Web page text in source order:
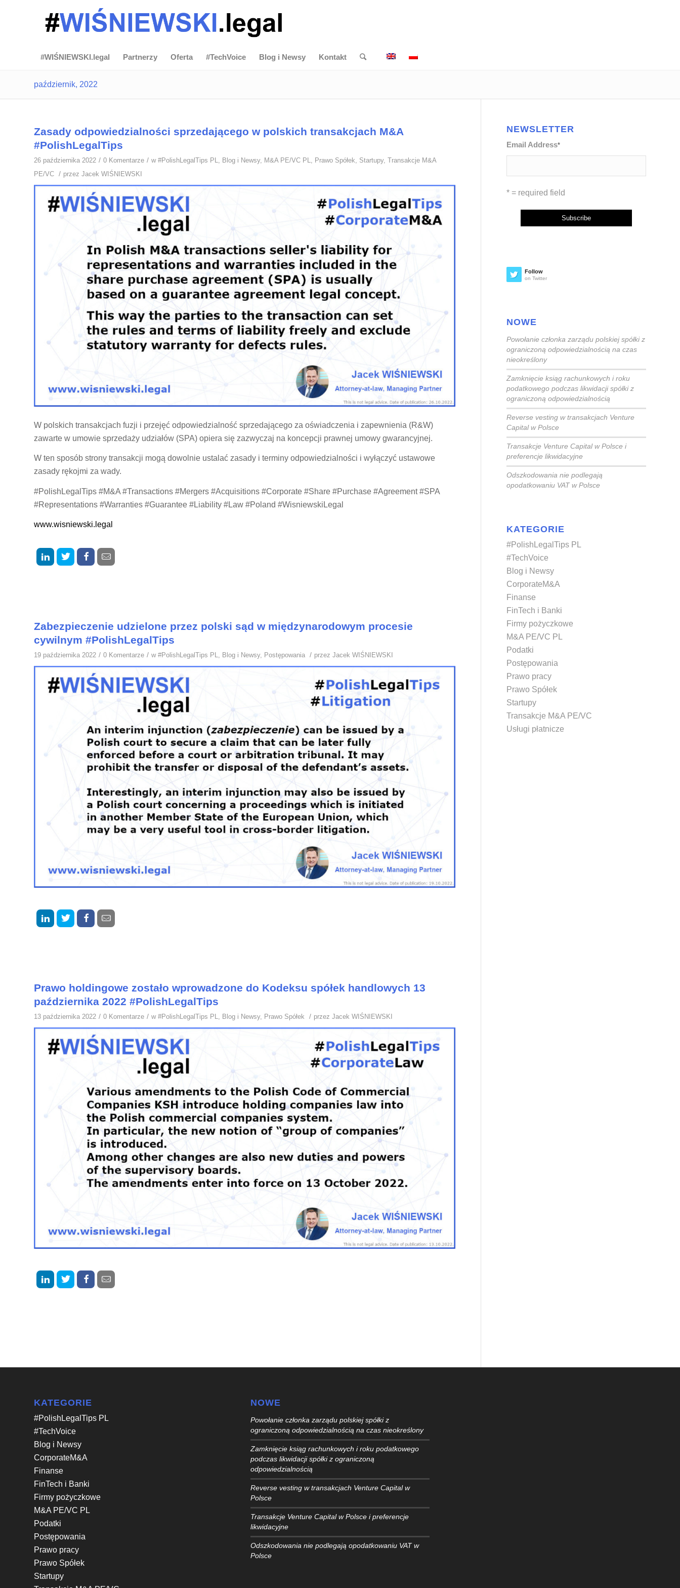
#WIŚNIEWSKI.legal Partnerzy Oferta #TechVoice Blog i Newsy Kontakt
październik, 2022
Zasady odpowiedzialności sprzedającego w polskich transakcjach M&A
#PolishLegalTips
26 października 2022 / 0 Komentarze / w #PolishLegalTips PL, Blog i Newsy, M&A PE/VC PL, Prawo Spółek, Startupy, Transakcje M&A
PE/VC / przez Jacek WIŚNIEWSKI
W polskich transakcjach fuzji i przejęć odpowiedzialność sprzedającego za oświadczenia i zapewnienia (R&W)
zawarte w umowie sprzedaży udziałów (SPA) opiera się zazwyczaj na koncepcji prawnej umowy gwarancyjnej.
W ten sposób strony transakcji mogą dowolnie ustalać zasady i terminy odpowiedzialności i wyłączyć ustawowe
zasady rękojmi za wady.
#PolishLegalTips #M&A #Transactions #Mergers #Acquisitions #Corporate #Share #Purchase #Agreement #SPA
#Representations #Warranties #Guarantee #Liability #Law #Poland #WisniewskiLegal
www.wisniewski.legal
Zabezpieczenie udzielone przez polski sąd w międzynarodowym procesie
cywilnym #PolishLegalTips
19 października 2022 / 0 Komentarze / w #PolishLegalTips PL, Blog i Newsy, Postępowania / przez Jacek WIŚNIEWSKI
Prawo holdingowe zostało wprowadzone do Kodeksu spółek handlowych 13
października 2022 #PolishLegalTips
13 października 2022 / 0 Komentarze / w #PolishLegalTips PL Blog i Newsy, Prawo Spółek / przez Jacek WIŚNIEWSKI
NEWSLETTER
Email Address*
* = required field
Follow
on Twitter
NOWE
Powołanie członka zarządu polskiej spółki z
ograniczoną odpowiedzialnością na czas
nieokreślony
Zamknięcie ksiąg rachunkowych i roku
podatkowego podczas likwidacji spółki z
ograniczoną odpowiedzialnością
Reverse vesting w transakcjach Venture
Capital w Polsce
Transakcje Venture Capital w Polsce i
preferencje likwidacyjne
Odszkodowania nie podlegają
opodatkowaniu VAT w Polsce
KATEGORIE
#PolishLegalTips PL
#TechVoice
Blog i Newsy
CorporateM&A
Finanse
FinTech i Banki
Firmy pożyczkowe
M&A PE/VC PL
Podatki
Postępowania
Prawo pracy
Prawo Spółek
Startupy
Transakcje M&A PE/VC
Usługi płatnicze
KATEGORIE
#PolishLegalTips PL
#TechVoice
Blog i Newsy
CorporateM&A
Finanse
FinTech i Banki
Firmy pożyczkowe
M&A PE/VC PL
Podatki
Postępowania
Prawo pracy
Prawo Spółek
Startupy
NOWE
Powołanie członka zarządu polskiej spółki z
ograniczoną odpowiedzialnością na czas nieokreślony
Zamknięcie ksiąg rachunkowych i roku podatkowego
podczas likwidacji spółki z ograniczoną
odpowiedzialnością
Reverse vesting w transakcjach Venture Capital w
Polsce
Transakcje Venture Capital w Polsce i preferencje
likwidacyjne
Odszkodowania nie podlegają opodatkowaniu VAT w
Polsce